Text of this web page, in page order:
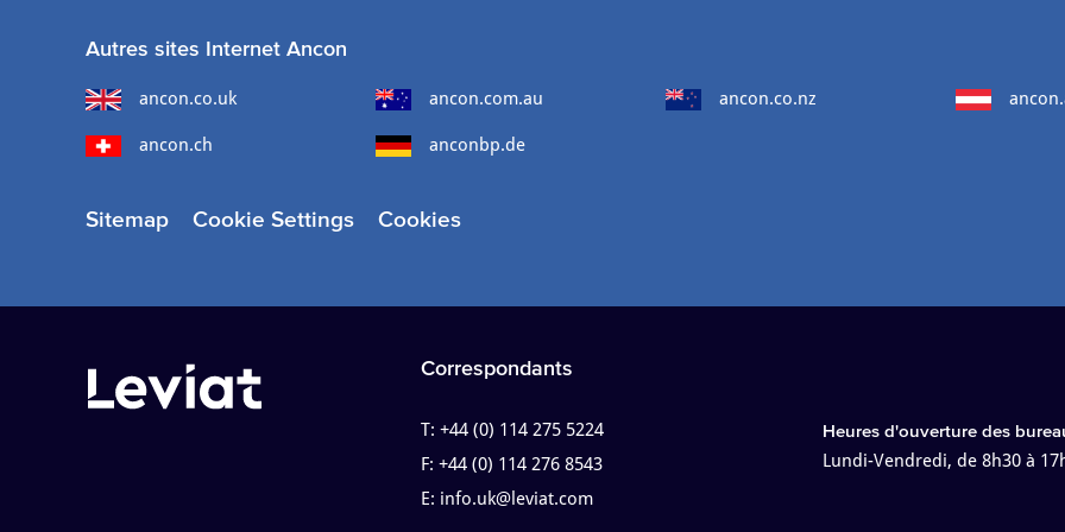
Autres sites Internet Ancon
ancon.co.uk ancon.com.au ancon.co.nz
ancon.ch anconbp.de
Sitemap Cookie Settings Cookies
Correspondants
T:+44 (0) 114 275 5224
F:+44 (0) 114 276 8543
E: info.uk@leviat.com
Heures d'ouverture des
Lundi-Vendredi, de 8h30 à